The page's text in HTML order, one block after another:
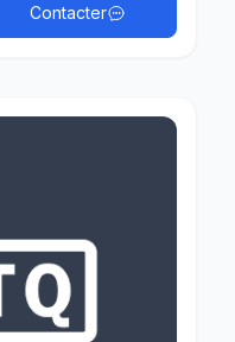
Contacter